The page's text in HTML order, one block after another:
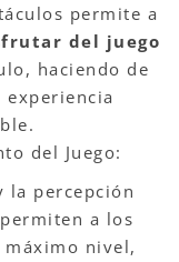
permite a
del juego
haciendo de
del Juego:
la percepción
a los
nivel,